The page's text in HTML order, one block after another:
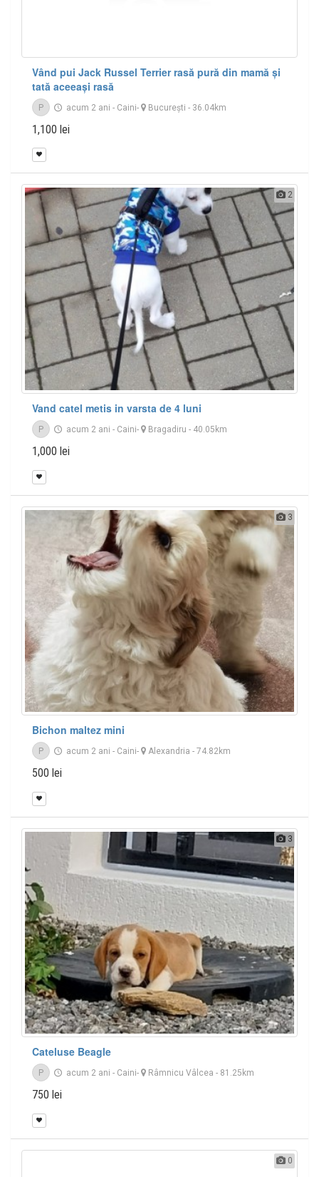
Vând pui Jack Russel Terrier rasă pură din mamă și
tată aceeași rasă
P acum 2 ani - Caini- București - 36.04km
1,100 lei
2
Vand catel metis in varsta de 4 luni
P acum 2 ani - Caini- Bragadiru - 40.05km
1,000 lei
3
Bichon maltez mini
P acum 2 ani - Caini- Alexandria - 74.82km
500 lei
3
Cateluse Beagle
P acum 2 ani - Caini- Râmnicu Vâlcea - 81.25km
750 lei
0